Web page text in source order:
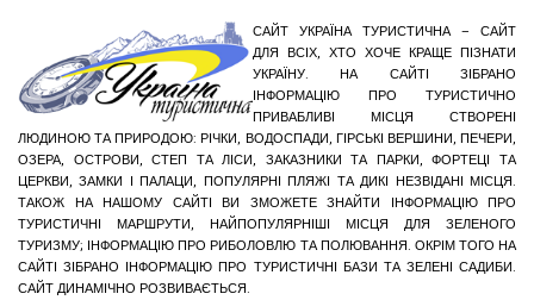
САЙТ УКРАЇНА ТУРИСТИЧНА – САЙТ
ДЛЯ ВСІХ, ХТО ХОЧЕ КРАЩЕ ПІЗНАТИ
УКРАЇНУ. НА САЙТІ ЗІБРАНО
ІНФОРМАЦІЮ ПРО ТУРИСТИЧНО
ПРИВАБЛИВІ МІСЦЯ СТВОРЕНІ
ЛЮДИНОЮ ТА ПРИРОДОЮ: РІЧКИ, ВОДОСПАДИ, ГІРСЬКІ ВЕРШИНИ, ПЕЧЕРИ,
ОЗЕРА, ОСТРОВИ, СТЕП ТА ЛІСИ, ЗАКАЗНИКИ ТА ПАРКИ, ФОРТЕЦІ ТА
ЦЕРКВИ, ЗАМКИ І ПАЛАЦИ, ПОПУЛЯРНІ ПЛЯЖІ ТА ДИКІ НЕЗВІДАНІ МІСЦЯ.
ТАКОЖ НА НАШОМУ САЙТІ ВИ ЗМОЖЕТЕ ЗНАЙТИ ІНФОРМАЦІЮ ПРО
ТУРИСТИЧНІ МАРШРУТИ, НАЙПОПУЛЯРНІШІ МІСЦЯ ДЛЯ ЗЕЛЕНОГО
ТУРИЗМУ; ІНФОРМАЦІЮ ПРО РИБОЛОВЛЮ ТА ПОЛЮВАННЯ. ОКРІМ ТОГО НА
САЙТІ ЗІБРАНО ІНФОРМАЦІЮ ПРО ТУРИСТИЧНІ БАЗИ ТА ЗЕЛЕНІ САДИБИ.
САЙТ ДИНАМІЧНО РОЗВИВАЄТЬСЯ.